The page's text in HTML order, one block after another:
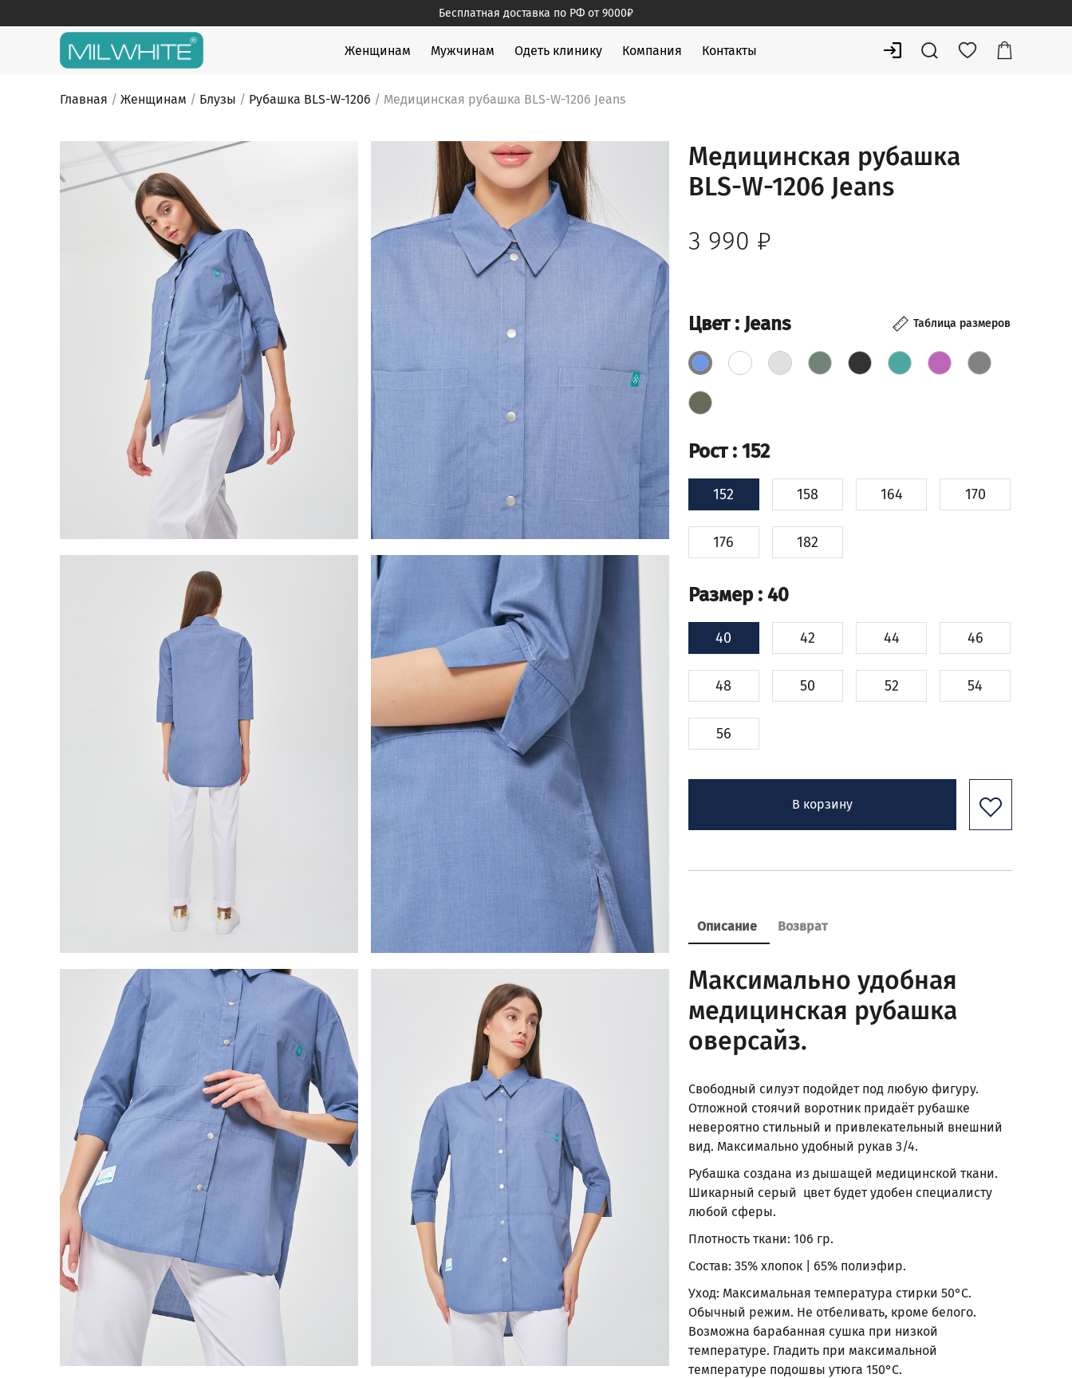
to
Бесплатная доставка по РФ от 9000₽
MILWHITE
MILWHITE — интернет магазин медицинской одеждыЖенщинам Мужчинам Одеть клинику Компания Контакты
Главная / Женщинам / Блузы / Рубашка BLS-W-1206 / Медицинская рубашка BLS-W-1206 Jeans
Медицинская рубашка
BLS-W-1206 Jeans
3 990 ₽
Цвет: Jeans Таблица размеров
Рост: 152
152 158 164 170
176 182
Размер : 40
40 42 44 46
48 50 52 54
56
В корзину
Описание Возврат
Максимально удобная
медицинская рубашка
оверсайз.
Свободный силуэт подойдет под любую фигуру.
Отложной стоячий воротник придаёт рубашке
невероятно стильный и привлекательный внешний
вид. Максимально удобный рукав 3/4.
Рубашка создана из дышащей медицинской ткани.
Шикарный серый цвет будет удобен специалисту
любой сферы.
Плотность ткани: 106 гр.
Состав: 35% хлопок | 65% полиэфир.
Уход: Максимальная температура стирки 50°С.
Обычный режим. Не отбеливать, кроме белого.
Возможна барабанная сушка при низкой
температуре. Гладить при максимальной
температуре подошвы утюга 150°С.